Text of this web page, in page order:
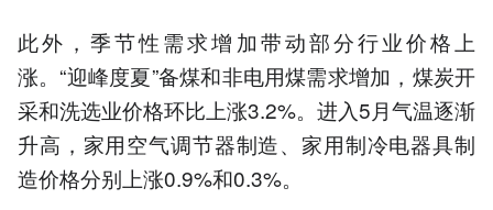
此外，季节性需求增加带动部分行业价格上
涨。“迎峰度夏”备煤和非电用煤需求增加，煤炭开
采和洗选业价格环比上涨3.2%。进入5月气温逐渐
升高，家用空气调节器制造、家用制冷电器具制
造价格分别上涨0.9%和0.3%。